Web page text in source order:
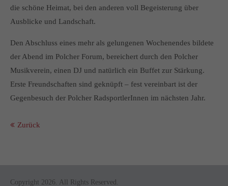
die schöne Heimat, bei den anderen voll Begeisterung über
Ausblicke und Landschaft.
Den Abschluss eines mehr als gelungenen Wochenendes bildete
der Abend im Polcher Forum, bereichert durch den Polcher
Musikverein, einen DJ und natürlich ein Buffet zur Stärkung.
Erste Freundschaften sind geknüpft – fest vereinbart ist der
Gegenbesuch der Polcher RadsportlerInnen im nächsten Jahr.
Zurück
Copyright 2026. All Rights Reserved.